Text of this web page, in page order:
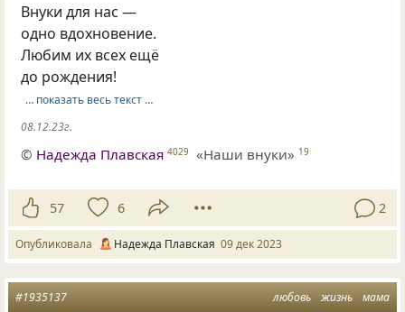
Внуки для нас —
одно вдохновение.
Любим их всех ещё
до рождения!
… показать весь текст …
08.12.23г.
© Надежда Плавская 4029 «Наши внуки» 19
57 6 2
Опубликовала Надежда Плавская 09 дек 2023
любовь жизнь мама
#1935137